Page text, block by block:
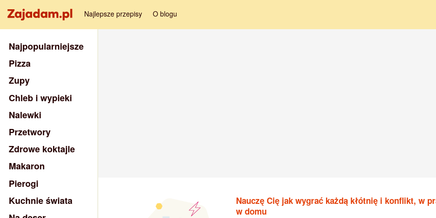
Najlepsze przepisy O blogu
Nauczę Cię jak wygrać każdą kłótnię i konflikt, w
w domu
Najpopularniejsze
Pizza
Zupy
Chleb i wypieki
Nalewki
Przetwory
Zdrowe koktajle
Makaron
Pierogi
Kuchnie świata